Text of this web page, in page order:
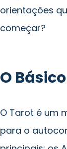
orientações
começar?
O
O Tarot é um
para o